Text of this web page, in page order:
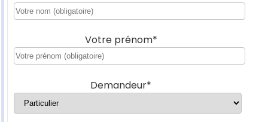
Votre prénom*
Demandeur*